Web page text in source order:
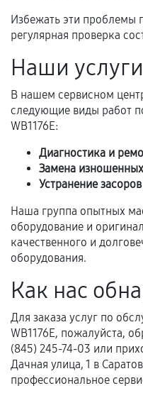
механические
перегрев, коррозия.
Самостоятельный
третьих лиц.
Естественный
предусмотрено
Обращение после
срока.
Программные
Если
самостоятельно
Гарантия на
сохраняться
соблюдены
Предоставленные
техническим
Избежать эти проблемы
регулярная проверка
Наши услуги
В нашем сервисном
следующие виды работ
WB1176E:
Диагностика и
Замена
Устранение
Наша группа опытных
оборудование и
качественного и
оборудования.
Как нас
Для заказа услуг по
WB1176E, пожалуйста,
(845) 245-74-03 или
Дачная улица, 1 в
профессиональное